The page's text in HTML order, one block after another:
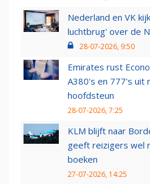
Nederland en VK
luchtbrug' over de
28-07-2026, 9:50
Emirates rust
A380's en 777's uit
hoofdsteun
28-07-2026, 7:25
KLM blijft naar
geeft reizigers wel
boeken
27-07-2026, 14:25